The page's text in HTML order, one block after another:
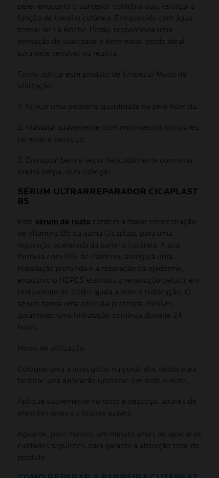
pele, enquanto o pantenol contribui para reforçar a
função de barreira cutânea. Enriquecido com água
termal de La Roche-Posay, proporciona uma
sensação de suavidade e bem-estar, sendo ideal
para pele sensível ou reativa.
Como aplicar este produto de limpeza/ Modo de
utilização:
1. Aplicar uma pequena quantidade na pele húmida.
2. Massajar suavemente com movimentos circulares
no rosto e pescoço.
3. Enxaguar bem e secar delicadamente com uma
toalha limpa, sem esfregar.
SÉRUM ULTRARREPARADOR CICAPLAST
B5
Este sérum de rosto contém a maior concentração
de Vitamina B5 da gama Cicaplast, para uma
reparação acelerada da barreira cutânea. A sua
fórmula com 10% de Pantenol assegura uma
hidratação profunda e a reparação da epiderme,
enquanto o HEPES estimula a renovação celular e o
Hialuronato de Sódio ajuda a reter a hidratação. O
sérum forma uma película protetora invisível,
garantindo uma hidratação contínua durante 24
horas.
Modo de utilização:
Coloque uma a duas gotas na ponta dos dedos para
facilitar uma aplicação uniforme em todo o rosto.
Aplique suavemente no rosto e pescoço, através de
pressões leves ou toques suaves.
Aguarde, pelo menos, um minuto antes de aplicar os
cuidados seguintes, para garantir a absorção total do
produto